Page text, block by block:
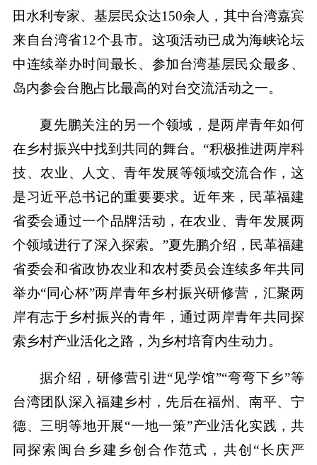
田水利专家、基层民众达150余人，其中台湾嘉宾
来自台湾省12个县市。这项活动已成为海峡论坛
中连续举办时间最长、参加台湾基层民众最多、
岛内参会台胞占比最高的对台交流活动之一。
夏先鹏关注的另一个领域，是两岸青年如何
在乡村振兴中找到共同的舞台。“积极推进两岸科
技、农业、人文、青年发展等领域交流合作，这
是习近平总书记的重要要求。近年来，民革福建
省委会通过一个品牌活动，在农业、青年发展两
个领域进行了深入探索。”夏先鹏介绍，民革福建
省委会和省政协农业和农村委员会连续多年共同
举办“同心杯”两岸青年乡村振兴研修营，汇聚两
岸有志于乡村振兴的青年，通过两岸青年共同探
索乡村产业活化之路，为乡村培育内生动力。
据介绍，研修营引进“见学馆”“弯弯下乡”等
台湾团队深入福建乡村，先后在福州、南平、宁
德、三明等地开展“一地一策”产业活化实践，共
同探索闽台乡建乡创合作范式，共创“长庆严